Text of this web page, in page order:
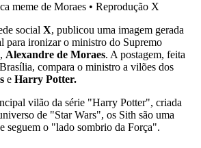
meme de Moraes • Reprodução X
social X, publicou uma imagem gerada
para ironizar o ministro do Supremo
Alexandre de Moraes. A postagem, feita
compara o ministro a vilões dos
e Harry Potter.
vilão da série "Harry Potter", criada
de "Star Wars", os Sith são uma
seguem o "lado sombrio da Força".